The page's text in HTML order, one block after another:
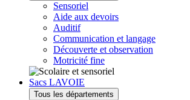
Sensoriel
Aide aux devoirs
Auditif
Communication et langage
Découverte et observation
Motricité fine
Sacs LAVOIE
Tous les départements